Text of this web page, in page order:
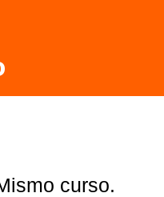
curso.